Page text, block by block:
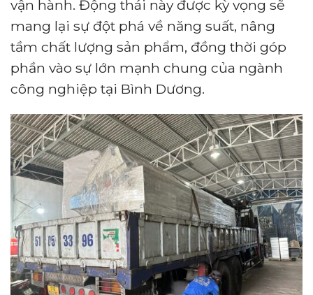
vận hành. Động thái này được kỳ vọng sẽ
mang lại sự đột phá về năng suất, nâng
tầm chất lượng sản phẩm, đồng thời góp
phần vào sự lớn mạnh chung của ngành
công nghiệp tại Bình Dương.